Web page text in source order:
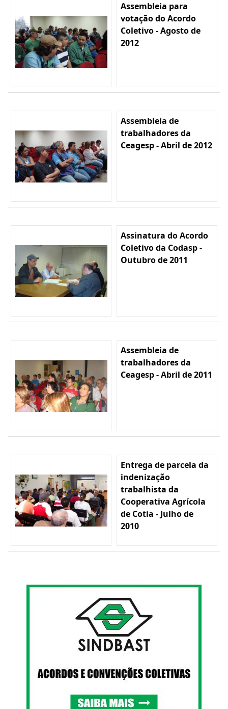
Assembleia para
votação do Acordo
Coletivo - Agosto de
2012
Assembleia de
trabalhadores da
Ceagesp - Abril de 2012
Assinatura do Acordo
Coletivo da Codasp -
Outubro de 2011
Assembleia de
trabalhadores da
Ceagesp - Abril de 2011
Entrega de parcela da
indenização
trabalhista da
Cooperativa Agrícola
de Cotia - Julho de
2010